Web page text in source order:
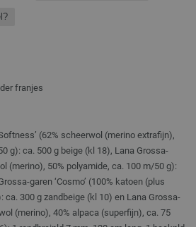
franjes
(62% scheerwol (merino extrafijn),
g): ca. 500 g beige (kl 18), Lana Grossa-
(merino), 50% polyamide, ca. 100 m/50 g):
garen ‘Cosmo’ (100% katoen (plus
ca. 300 g zandbeige (kl 10) en Lana Grossa-
(merino), 40% alpaca (superfijn), ca. 75